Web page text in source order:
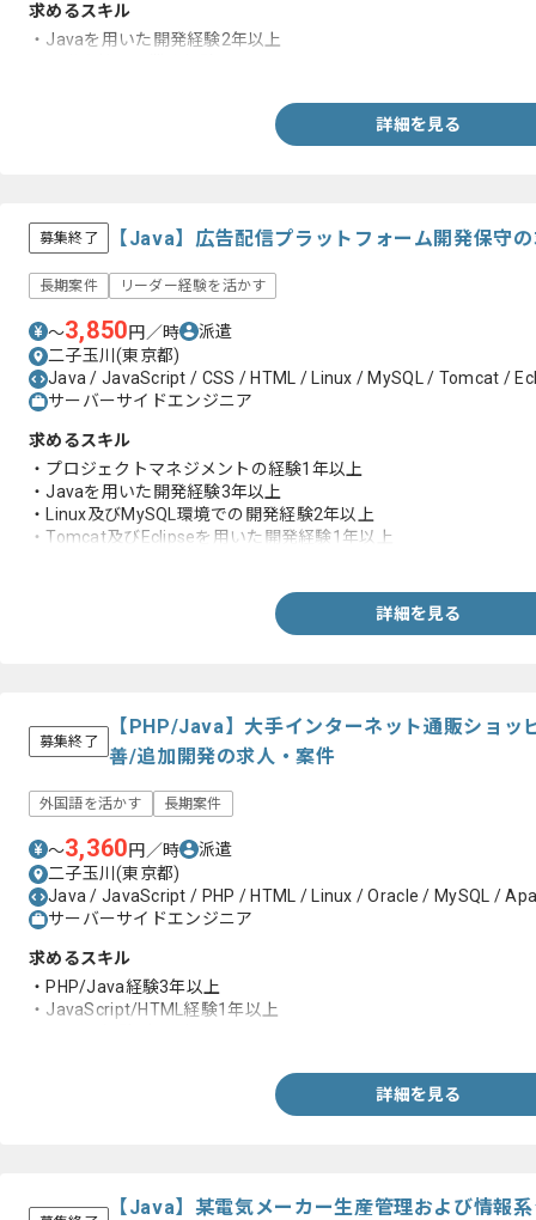
求めるスキル
・Javaを用いた開発経験2年以上
詳細を見る
募集終了 【Java】広告配信プラットフォーム開発保守
長期案件 リーダー経験を活かす
〜3,850円／時
派遣
二子玉川(東京都)
Java / JavaScript / CSS / HTML / Linux / MySQL / Tomcat /
サーバーサイドエンジニア
求めるスキル
・プロジェクトマネジメントの経験1年以上
・Javaを用いた開発経験3年以上
・Linux及びMySQL環境での開発経験2年以上
・Tomcat及びEclipseを用いた開発経験1年以上
詳細を見る
募集終了
【PHP/Java】大手インターネット通販ショッ
善/追加開発の求人・案件
外国語を活かす 長期案件
〜3,360円／時
派遣
二子玉川(東京都)
Java / JavaScript / PHP / HTML / Linux / Oracle / MySQL /
サーバーサイドエンジニア
求めるスキル
・PHP/Java経験3年以上
・JavaScript/HTML経験1年以上
詳細を見る
【Java】某電気メーカー生産管理および情報